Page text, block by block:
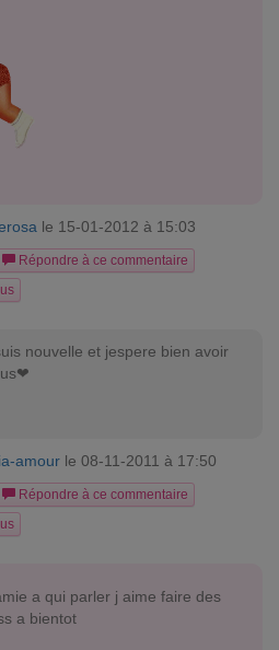
le 15-01-2012 à 15:03
Répondre à ce commentaire
nouvelle et jespere bien avoir
amour le 08-11-2011 à 17:50
Répondre à ce commentaire
a qui parler j aime faire des
a bientot